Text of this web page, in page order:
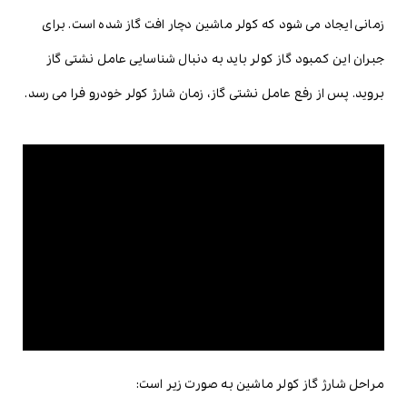
زمانی ایجاد می شود که کولر ماشین دچار افت گاز شده است. برای
جبران این کمبود گاز کولر باید به دنبال شناسایی عامل نشتی گاز
بروید. پس از رفع عامل نشتی گاز، زمان شارژ کولر خودرو فرا می رسد.
مراحل شارژ گاز کولر ماشین به صورت زیر است: